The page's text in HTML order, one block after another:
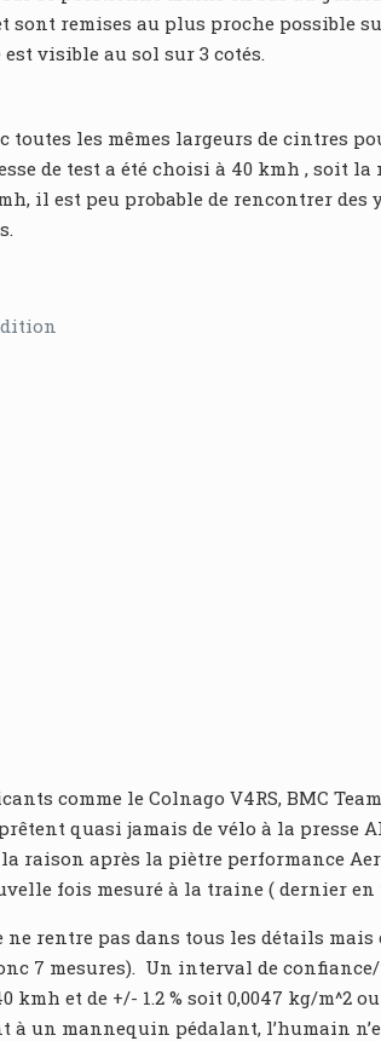
sont remises au plus proche possible
visible au sol sur 3 cotés.
toutes les mêmes largeurs de cintres
de test a été choisi à 40 kmh , soit
il est peu probable de rencontrer des
comme le Colnago V4RS, BMC
quasi jamais de vélo à la presse
raison après la piètre performance
fois mesuré à la traine ( dernier en
rentre pas dans tous les détails
7 mesures). Un interval de
kmh et de +/- 1.2 % soit 0,0047 kg/
à un mannequin pédalant, l’humain